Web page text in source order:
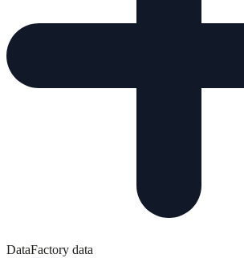
DataFactory data